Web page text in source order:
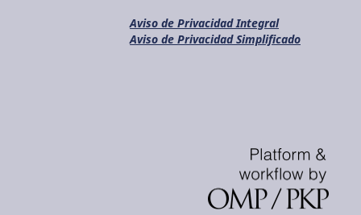
Aviso de Privacidad Integral
Aviso de Privacidad Simplificado